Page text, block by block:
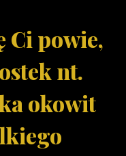
Ci powie,
nt.
okowit